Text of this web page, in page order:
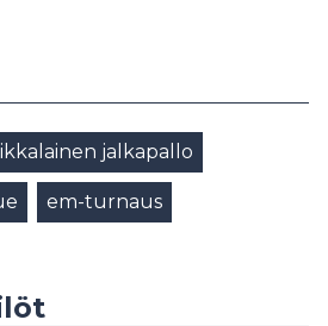
jalkapallo
em-turnaus